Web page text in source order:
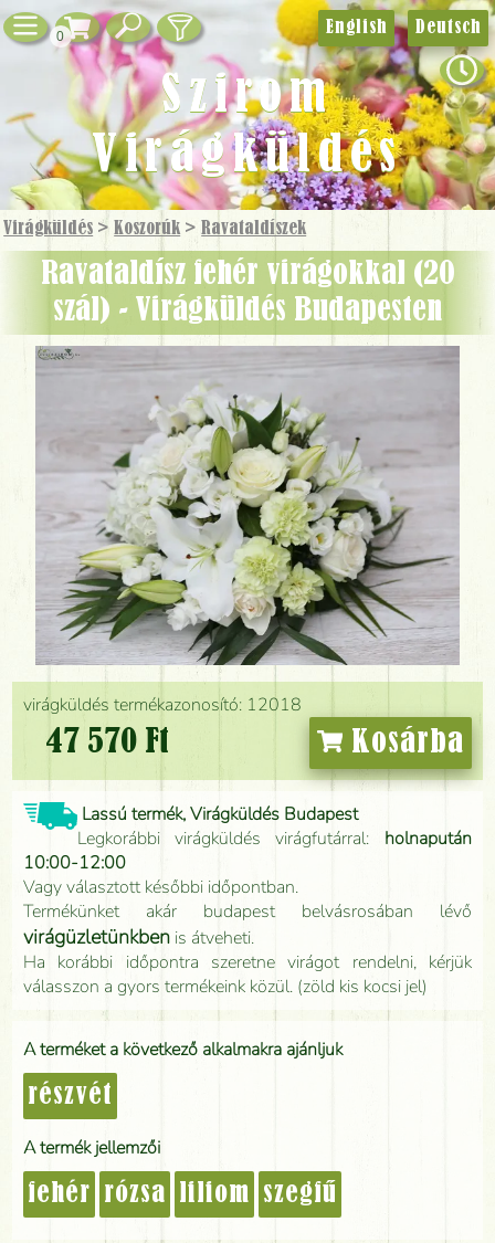
0
Virágküldés > Koszorúk > Ravatal­díszek
ravataldísz fehér virágokkal (20
szál) - Virágküldés Budapesten
virágküldés termékazonosító: 12018
47 570 Ft Kosárba
Lassú termék, Virágküldés Budapest
Legkorábbi virágküldés virágfutárral: holnapután
10:00-12:00
Vagy választott későbbi időpontban.
Termékünket akár budapest belvásrosában lévő
virágüzletünkben is átveheti.
Ha korábbi időpontra szeretne virágot rendelni, kérjük
válasszon a gyors termékeink közül. (zöld kis kocsi jel)
A terméket a következő alkalmakra ajánljuk
részvét
A termék jellemzői
fehér rózsa liliom szegfű
English Deutsch
Szirom
Virágküldés